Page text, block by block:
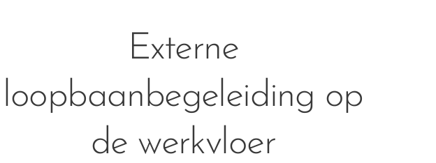
Externe
loopbaanbegeleiding op
de werkvloer